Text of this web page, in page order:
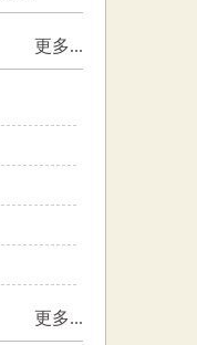
更多...
更多...